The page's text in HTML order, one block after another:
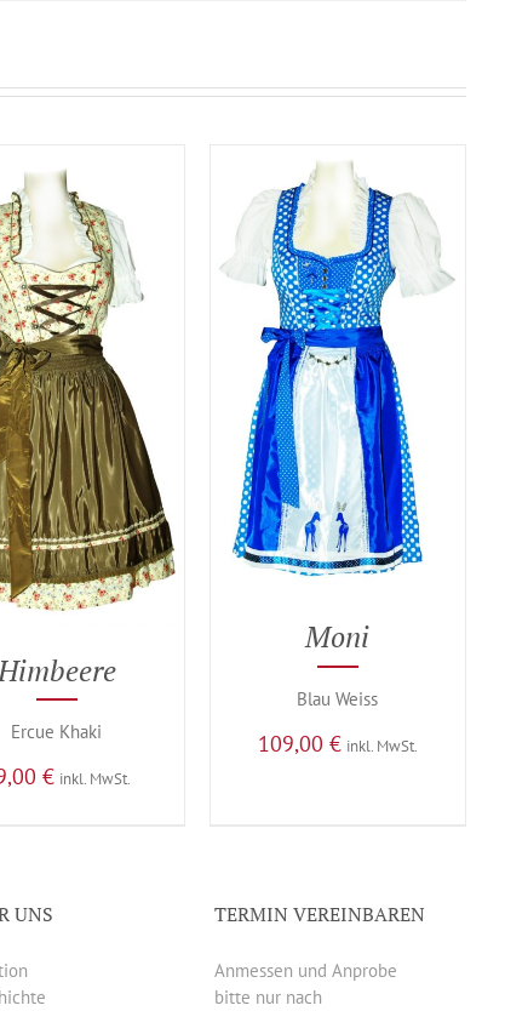
Ercue Khaki
€ inkl. MwSt.
Moni
Blau Weiss
109,00 € inkl. MwSt.
UNS TERMIN VEREINBAREN
Anmessen und Anprobe
bitte nur nach